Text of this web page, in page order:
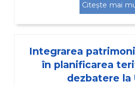
Citește mai
Integrarea
în planificarea
dezbatere la